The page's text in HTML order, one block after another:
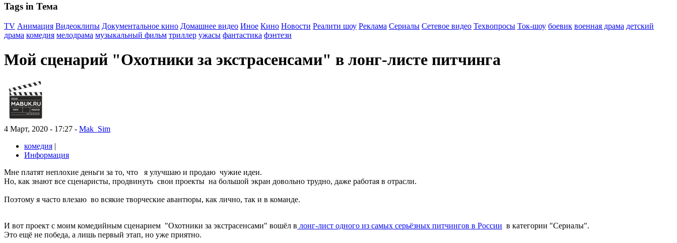
Tags in Тема
TV Анимация Видеоклипы Документальное кино Домашнее видео Иное Кино Новости Реалити шоу Реклама Сериалы Сетевое видео Техвопросы Ток-шоу боевик военная драма детский
драма комедия мелодрама музыкальный фильм триллер ужасы фантастика фэнтези
Мой сценарий "Охотники за экстрасенсами" в лонг-листе питчинга
4 Март, 2020 - 17:27 - Mak_Sim
комедия |
Информация
Мне платят неплохие деньги за то, что я улучшаю и продаю чужие идеи.
Но, как знают все сценаристы, продвинуть свои проекты на большой экран довольно трудно, даже работая в отрасли.
Поэтому я часто влезаю во всякие творческие авантюры, как лично, так и в команде.
И вот проект с моим комедийным сценарием "Охотники за экстрасенсами" вошёл в лонг-лист одного из самых серьёзных питчингов в России в категории "Сериалы".
Это ещё не победа, а лишь первый этап, но уже приятно.